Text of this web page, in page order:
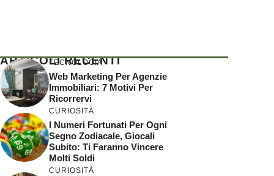
ARTICOLI RECENTI
TECNOLOGIA
Web Marketing Per Agenzie
Immobiliari: 7 Motivi Per
Ricorrervi
CURIOSITÀ
I Numeri Fortunati Per Ogni
Segno Zodiacale, Giocali
Subito: Ti Faranno Vincere
Molti Soldi
CURIOSITÀ